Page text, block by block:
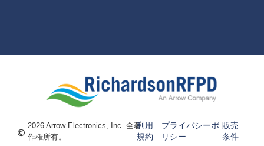
2026 Arrow Electronics, Inc. 全著
作権所有。
利用
規約
プライバシーポ
リシー
販売
条件